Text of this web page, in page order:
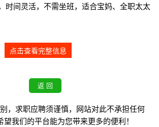
时间灵活，不需坐班，适合宝妈、全职太太
点击查看完整信息
，求职应聘须谨慎，网站对此不承担任何
我们的平台能为您带来更多的便利！